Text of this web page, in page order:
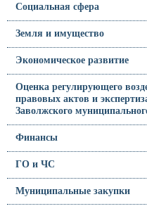
Социальная сфера
Земля и имущество
Экономическое развитие
Оценка регулирующего
правовых актов и
Заволжского
Финансы
ГО и ЧС
Муниципальные закупки